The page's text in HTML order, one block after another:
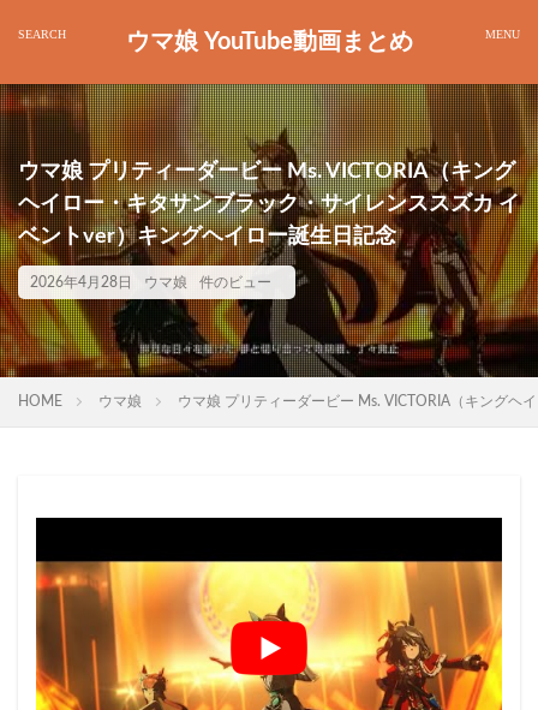
ウマ娘 YouTube動画まとめ
ウマ娘 プリティーダービー Ms. VICTORIA（キング
ヘイロー・キタサンブラック・サイレンススズカ イ
ベントver）キングヘイロー誕生日記念
2026年4月28日 ウマ娘 件のビュー
HOME ウマ娘 ウマ娘 プリティーダービー Ms. VICTORIA（キングヘ